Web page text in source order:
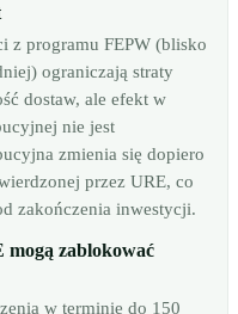
z programu FEPW (blisko
ograniczają straty
dostaw, ale efekt w
nie jest
zmienia się dopiero
przez URE, co
zakończenia inwestycji.
mogą zablokować
w terminie do 150